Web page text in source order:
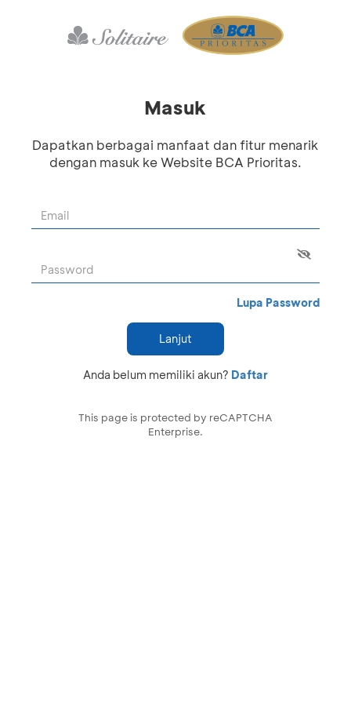
Masuk
Dapatkan berbagai manfaat dan fitur menarik
dengan masuk ke Website BCA Prioritas.
Lupa Password
Lanjut
Anda belum memiliki akun? Daftar
This page is protected by reCAPTCHA
Enterprise.